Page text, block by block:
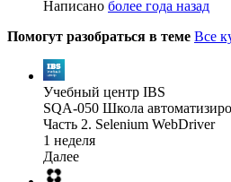
Написано более года назад
Помогут разобраться в теме Все
Учебный центр IBS
SQA-050 Школа
Часть 2. Selenium WebDriver
1 неделя
Далее